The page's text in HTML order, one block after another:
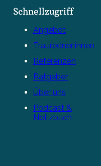
Schnellzugriff
Angebot
Trauredner:innen
Referenzen
Ratgeber
Über uns
Podcast &
Notizbuch